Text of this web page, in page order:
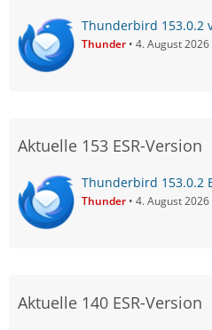
Thunderbird 153.0.2
Thunder 4. August
Aktuelle 153 ESR-Version
Thunderbird 153.0.2
Thunder 4. August
Aktuelle 140 ESR-Version